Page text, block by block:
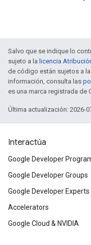
Salvo que se indique lo
sujeto a la licencia
de código están sujetos a la
información, consulta las
es una marca registrada de
Última actualización: 2026-
Interactúa
Google Developer
Google Developer Groups
Google Developer Experts
Accelerators
Google Cloud & NVIDIA